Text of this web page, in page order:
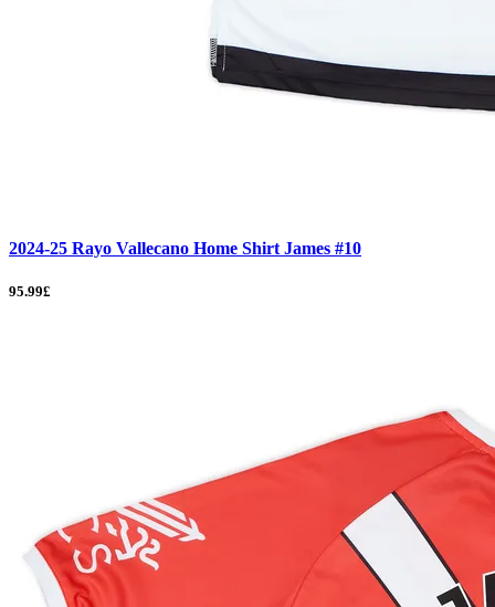
2024-25 Rayo Vallecano Home Shirt James #10
95.99£